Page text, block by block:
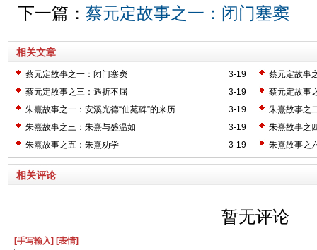
下一篇： 蔡元定故事之一：闭门塞窦
相关文章
3-19
蔡元定故事之一：闭门塞窦
蔡元定故事
3-19
蔡元定故事之三：遇折不屈
蔡元定故事
3-19
朱熹故事之一：安溪光德“仙苑碑”的来历
朱熹故事之
3-19
朱熹故事之三：朱熹与盛温如
朱熹故事之
3-19
朱熹故事之五：朱熹劝学 朱熹故事之
相关评论
暂无评论
[手写输入] [表情]